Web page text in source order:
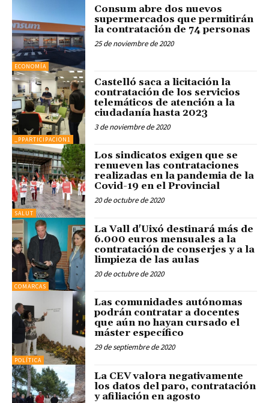
ECONOMÍA
Consum abre dos nuevos
supermercados que permitirán
la contratación de 74 personas
25 de noviembre de 2020
_PPARTICIPACION1
Castelló saca a licitación la
contratación de los servicios
telemáticos de atención a la
ciudadanía hasta 2023
3 de noviembre de 2020
SALUT
Los sindicatos exigen que se
renueven las contrataciones
realizadas en la pandemia de la
Covid-19 en el Provincial
20 de octubre de 2020
COMARCAS
La Vall d'Uixó destinará más de
6.000 euros mensuales a la
contratación de conserjes y a la
limpieza de las aulas
20 de octubre de 2020
POLÍTICA
Las comunidades autónomas
podrán contratar a docentes
que aún no hayan cursado el
máster específico
29 de septiembre de 2020
La CEV valora negativamente
los datos del paro, contratación
y afiliación en agosto